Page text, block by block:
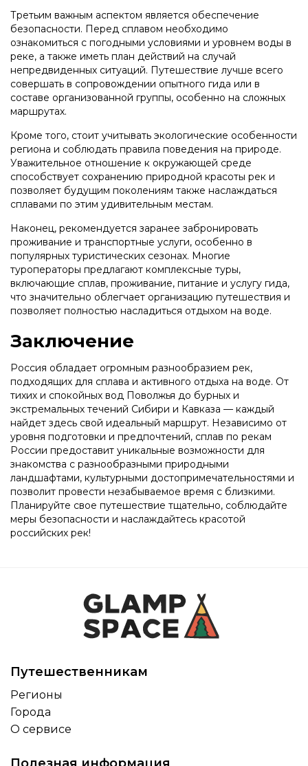
Третьим важным аспектом является обеспечение
безопасности. Перед сплавом необходимо
ознакомиться с погодными условиями и уровнем воды в
реке, а также иметь план действий на случай
непредвиденных ситуаций. Путешествие лучше всего
совершать в сопровождении опытного гида или в
составе организованной группы, особенно на сложных
маршрутах.
Кроме того, стоит учитывать экологические особенности
региона и соблюдать правила поведения на природе.
Уважительное отношение к окружающей среде
способствует сохранению природной красоты рек и
позволяет будущим поколениям также наслаждаться
сплавами по этим удивительным местам.
Наконец, рекомендуется заранее забронировать
проживание и транспортные услуги, особенно в
популярных туристических сезонах. Многие
туроператоры предлагают комплексные туры,
включающие сплав, проживание, питание и услугу гида,
что значительно облегчает организацию путешествия и
позволяет полностью насладиться отдыхом на воде.
Заключение
Россия обладает огромным разнообразием рек,
подходящих для сплава и активного отдыха на воде. От
тихих и спокойных вод Поволжья до бурных и
экстремальных течений Сибири и Кавказа — каждый
найдет здесь свой идеальный маршрут. Независимо от
уровня подготовки и предпочтений, сплав по рекам
России предоставит уникальные возможности для
знакомства с разнообразными природными
ландшафтами, культурными достопримечательностями и
позволит провести незабываемое время с близкими.
Планируйте свое путешествие тщательно, соблюдайте
меры безопасности и наслаждайтесь красотой
российских рек!
Путешественникам
Регионы
Города
О сервисе